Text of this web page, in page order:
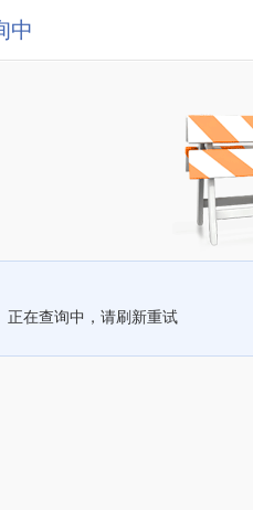
中
正在查询中，请刷新重试